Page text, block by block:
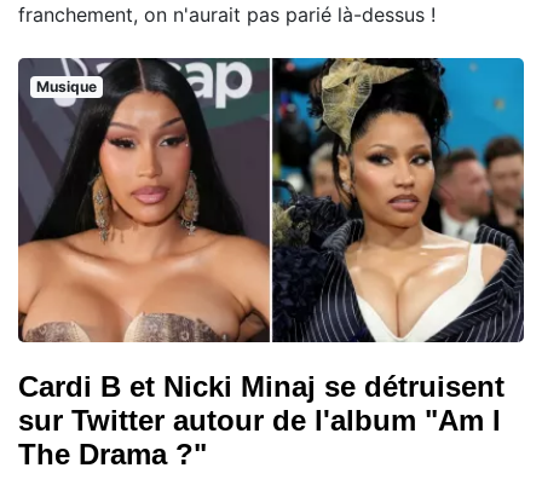
franchement, on n'aurait pas parié là-dessus !
Musique
Cardi B et Nicki Minaj se détruisent
sur Twitter autour de l'album "Am I
The Drama ?"